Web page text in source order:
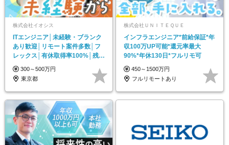
株式会社イオシス
ITエンジニア│未経験・ブランク
あり歓迎│リモート案件多数│フ
レックス│有休取得率100%│残業
月10h内
300～500万円
東京都
株式会社ＵＮＩＴＥＱＵＥ
インフラエンジニア*前給保証*年
収100万UP可能*還元率最大
90%*年休130日*フルリモ可
450～1500万円
フルリモートあり